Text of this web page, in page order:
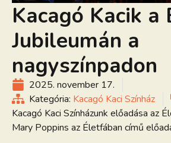
Kacagó Kacik a
Jubileumán a
nagyszínpadon
2025. november 17.
Kategória: Kacagó Kaci Színház
Kacagó Kaci Színházunk előadása az
Mary Poppins az Életfában című